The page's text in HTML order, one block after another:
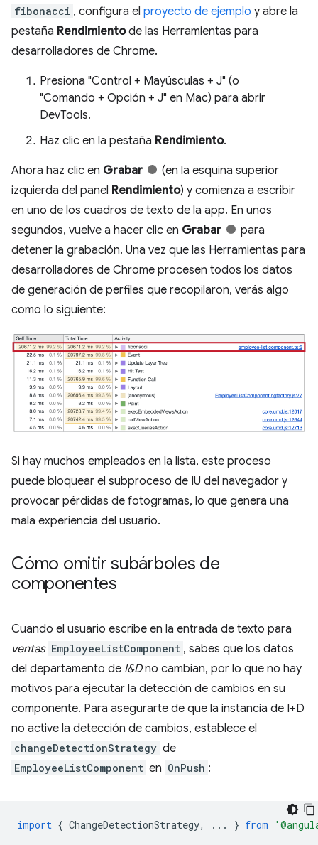
fibonacci , configura el proyecto de ejemplo y abre la
pestaña Rendimientode las Herramientas para
desarrolladores de Chrome.
Presiona "Control + Mayúsculas + J" (o
"Comando + Opción + J" en Mac) para abrir
DevTools.
Haz clic en la pestaña Rendimiento.
Ahora haz clic en Grabar
(en la esquina superior
izquierda del panel Rendimiento) y comienza a escribir
en uno de los cuadros de texto de la app. En unos
segundos, vuelve a hacer clic en Grabar
para
detener la grabación. Una vez que las Herramientas para
desarrolladores de Chrome procesen todos los datos
de generación de perfiles que recopilaron, verás algo
como lo siguiente:
Si hay muchos empleados en la lista, este proceso
puede bloquear el subproceso de IU del navegador y
provocar pérdidas de fotogramas, lo que genera una
mala experiencia del usuario.
Cómo omitir subárboles de
componentes
Cuando el usuario escribe en la entrada de texto para
ventas EmployeeListComponent , sabes que los datos
del departamento de I&Dno cambian, por lo que no hay
motivos para ejecutar la detección de cambios en su
componente. Para asegurarte de que la instancia de I+D
no active la detección de cambios, establece el
changeDetectionStrategy de
EmployeeListComponent en OnPush :
import { ChangeDetectionStrategy, ... } from